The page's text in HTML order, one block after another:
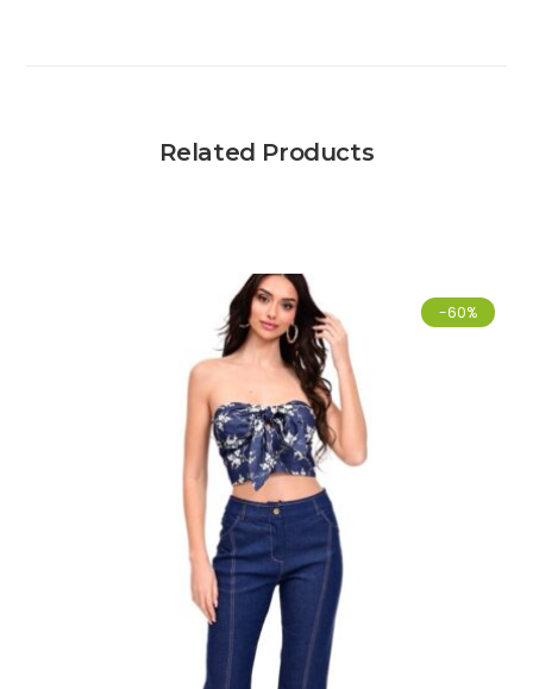
Related Products
-60%